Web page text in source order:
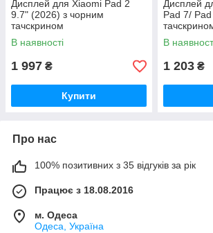
Дисплей для Xiaomi Pad 2
9.7" (2026) з чорним
тачскрином
В наявності
1 997 ₴
Купити
Дисплей
Pad 7/
В
1 203 ₴
Про нас
100% позитивних з 35 відгуків за рік
Працює з 18.08.2016
м. Одеса
Одеса, Україна